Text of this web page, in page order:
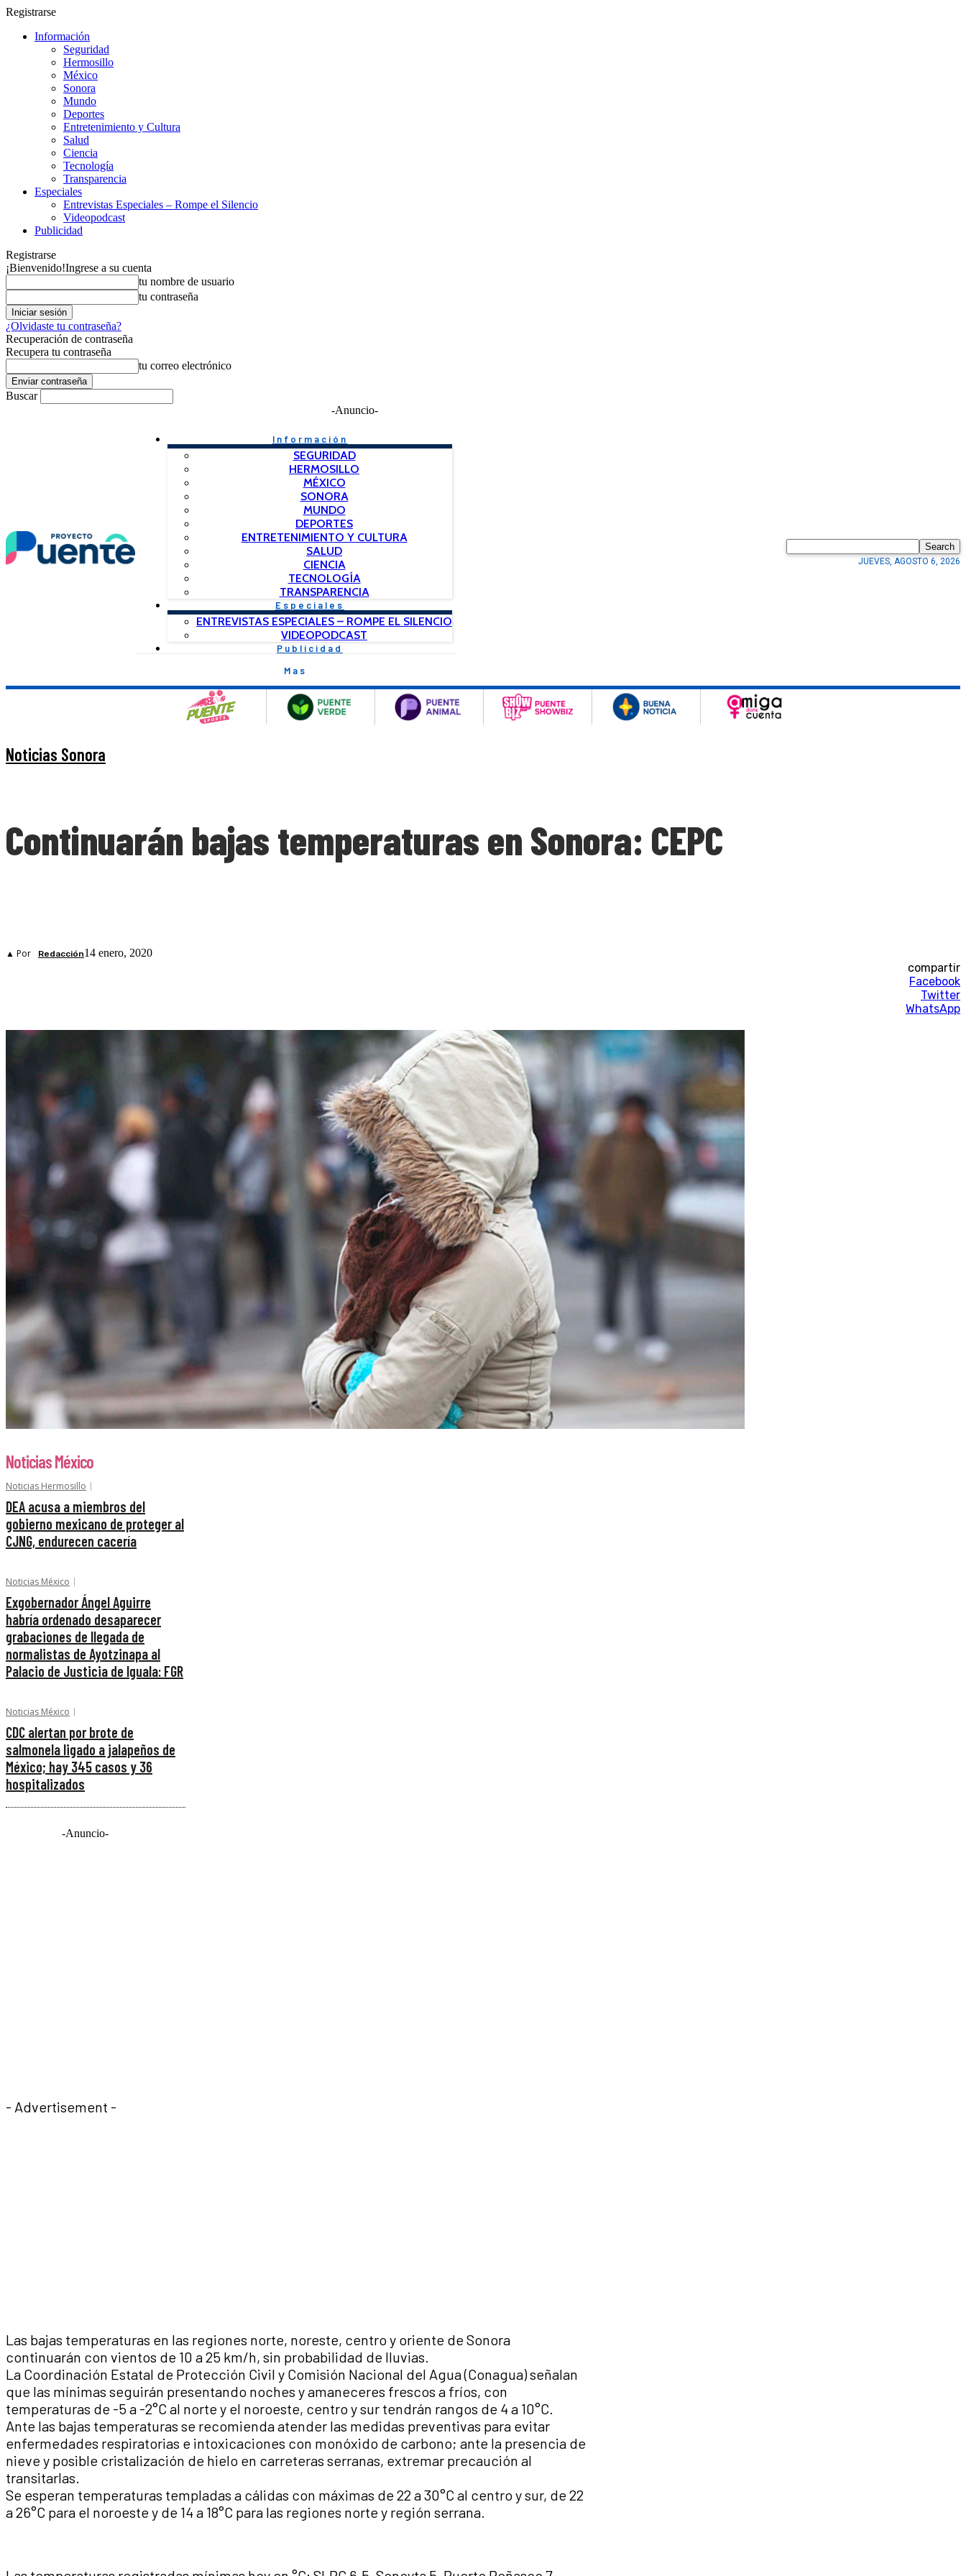
Registrarse
Información
Seguridad
Hermosillo
México
Sonora
Mundo
Deportes
Entretenimiento y Cultura
Salud
Ciencia
Tecnología
Transparencia
Especiales
Entrevistas Especiales – Rompe el Silencio
Videopodcast
Publicidad
Registrarse
¡Bienvenido!Ingrese a su cuenta
tu nombre de usuario
tu contraseña
¿Olvidaste tu contraseña?
Recuperación de contraseña
Recupera tu contraseña
tu correo electrónico
Buscar
-Anuncio-
Información
SEGURIDAD
HERMOSILLO
MÉXICO
SONORA
MUNDO
DEPORTES
ENTRETENIMIENTO Y CULTURA
SALUD
CIENCIA
TECNOLOGÍA
TRANSPARENCIA
Especiales
ENTREVISTAS ESPECIALES – ROMPE EL SILENCIO
VIDEOPODCAST
Publicidad
Mas
Search
JUEVES, AGOSTO 6, 2026
Noticias Sonora
Continuarán bajas temperaturas en Sonora: CEPC
▲ Por Redacción14 enero, 2020
compartir
Facebook
Twitter
WhatsApp
Noticias México
Noticias Hermosillo
DEA acusa a miembros del
gobierno mexicano de proteger al
CJNG, endurecen cacería
Noticias México
Exgobernador Ángel Aguirre
habría ordenado desaparecer
grabaciones de llegada de
normalistas de Ayotzinapa al
Palacio de Justicia de Iguala: FGR
Noticias México
CDC alertan por brote de
salmonela ligado a jalapeños de
México; hay 345 casos y 36
hospitalizados
-Anuncio-
- Advertisement -
Las bajas temperaturas en las regiones norte, noreste, centro y oriente de Sonora
continuarán con vientos de 10 a 25 km/h, sin probabilidad de lluvias.
La Coordinación Estatal de Protección Civil y Comisión Nacional del Agua (Conagua) señalan
que las mínimas seguirán presentando noches y amaneceres frescos a fríos, con
temperaturas de -5 a -2°C al norte y el noroeste, centro y sur tendrán rangos de 4 a 10°C.
Ante las bajas temperaturas se recomienda atender las medidas preventivas para evitar
enfermedades respiratorias e intoxicaciones con monóxido de carbono; ante la presencia de
nieve y posible cristalización de hielo en carreteras serranas, extremar precaución al
transitarlas.
Se esperan temperaturas templadas a cálidas con máximas de 22 a 30°C al centro y sur, de 22
a 26°C para el noroeste y de 14 a 18°C para las regiones norte y región serrana.